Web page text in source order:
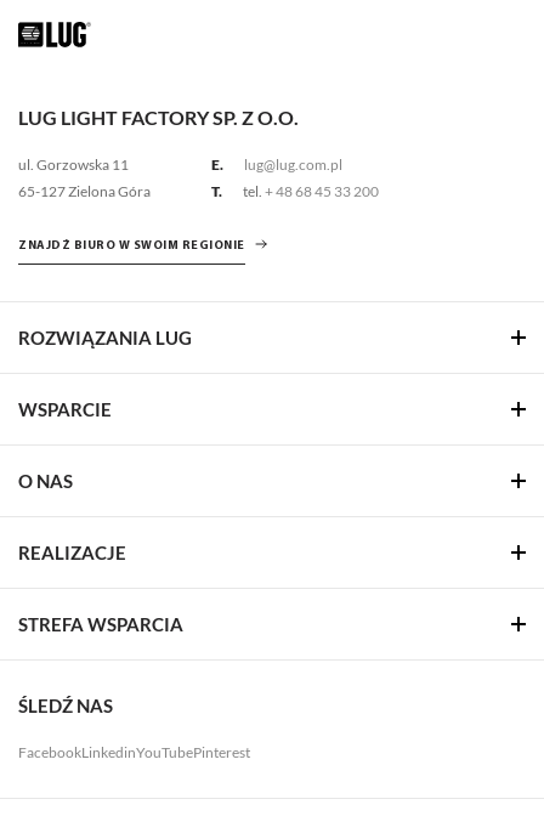
LUG LIGHT FACTORY SP. Z O.O.
ul. Gorzowska 11
65-127 Zielona Góra
E.
lug@lug.com.pl
T.
tel. + 48 68 45 33 200
ZNAJDŹ BIURO W SWOIM REGIONIE
ROZWIĄZANIA LUG
WSPARCIE
O NAS
REALIZACJE
STREFA WSPARCIA
ŚLEDŹ NAS
FacebookLinkedinYouTubePinterest